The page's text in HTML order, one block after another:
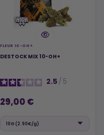
FLEUR 10-OH+
DESTOCK MIX 10-OH+
2.5/ 5
29,00 €